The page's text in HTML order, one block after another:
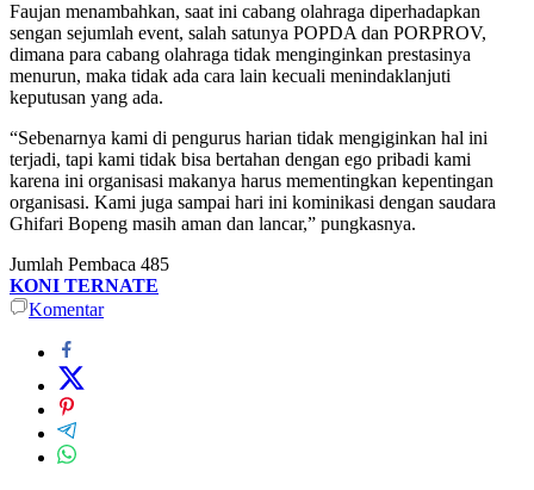
Faujan menambahkan, saat ini cabang olahraga diperhadapkan
sengan sejumlah event, salah satunya POPDA dan PORPROV,
dimana para cabang olahraga tidak menginginkan prestasinya
menurun, maka tidak ada cara lain kecuali menindaklanjuti
keputusan yang ada.
“Sebenarnya kami di pengurus harian tidak mengiginkan hal ini
terjadi, tapi kami tidak bisa bertahan dengan ego pribadi kami
karena ini organisasi makanya harus mementingkan kepentingan
organisasi. Kami juga sampai hari ini kominikasi dengan saudara
Ghifari Bopeng masih aman dan lancar,” pungkasnya.
Jumlah Pembaca 485
KONI TERNATE
Komentar